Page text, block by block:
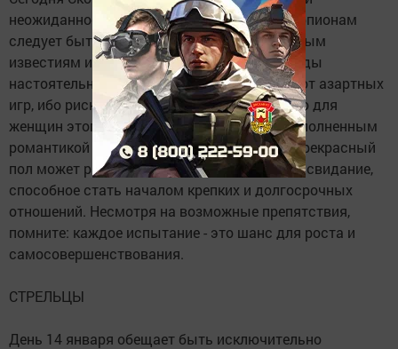
неожиданностей. 14 января мужчинам-Скорпионам
следует быть готовыми к не самым приятным
известиям и возможным трудностям. Звезды
настоятельно рекомендуют воздержаться от азартных
игр, ибо риск потерь слишком велик. Однако для
женщин этого знака день обещает быть наполненным
романтикой и гармонией в личной жизни. Прекрасный
пол может рассчитывать на незабываемое свидание,
способное стать началом крепких и долгосрочных
отношений. Несмотря на возможные препятствия,
помните: каждое испытание - это шанс для роста и
самосовершенствования.
СТРЕЛЬЦЫ
День 14 января обещает быть исключительно